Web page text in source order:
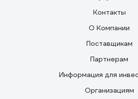
Контакты
О Компании
Поставщикам
Партнерам
Информация для
Организациям